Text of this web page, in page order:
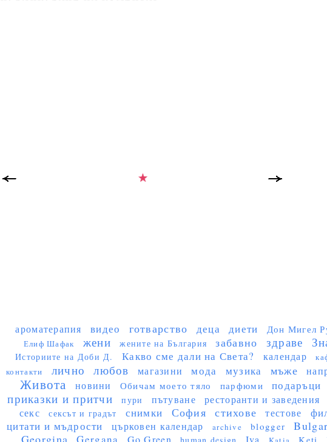
ароматерапия видео готварство деца диети Дон Мигел
Елиф Шафак жени жените на България забавно здраве
Историите на Доби Д. Какво сме дали на Света? календар
контакти лично любов магазини мода музика мъже
Живота
новини Обичам моето тяло парфюми подаръци
приказки и притчи
пури пътуване ресторанти и заведения
секс сексът и градът снимки София стихове тестове
цитати и мъдрости църковен календар archive blogger
Georgina Go Green Iva Keti